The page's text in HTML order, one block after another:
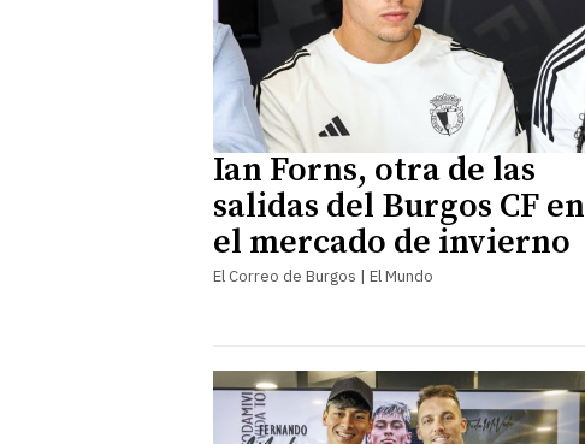
Ian Forns, otra de las
salidas del Burgos CF en
el mercado de invierno
El Correo de Burgos | El Mundo